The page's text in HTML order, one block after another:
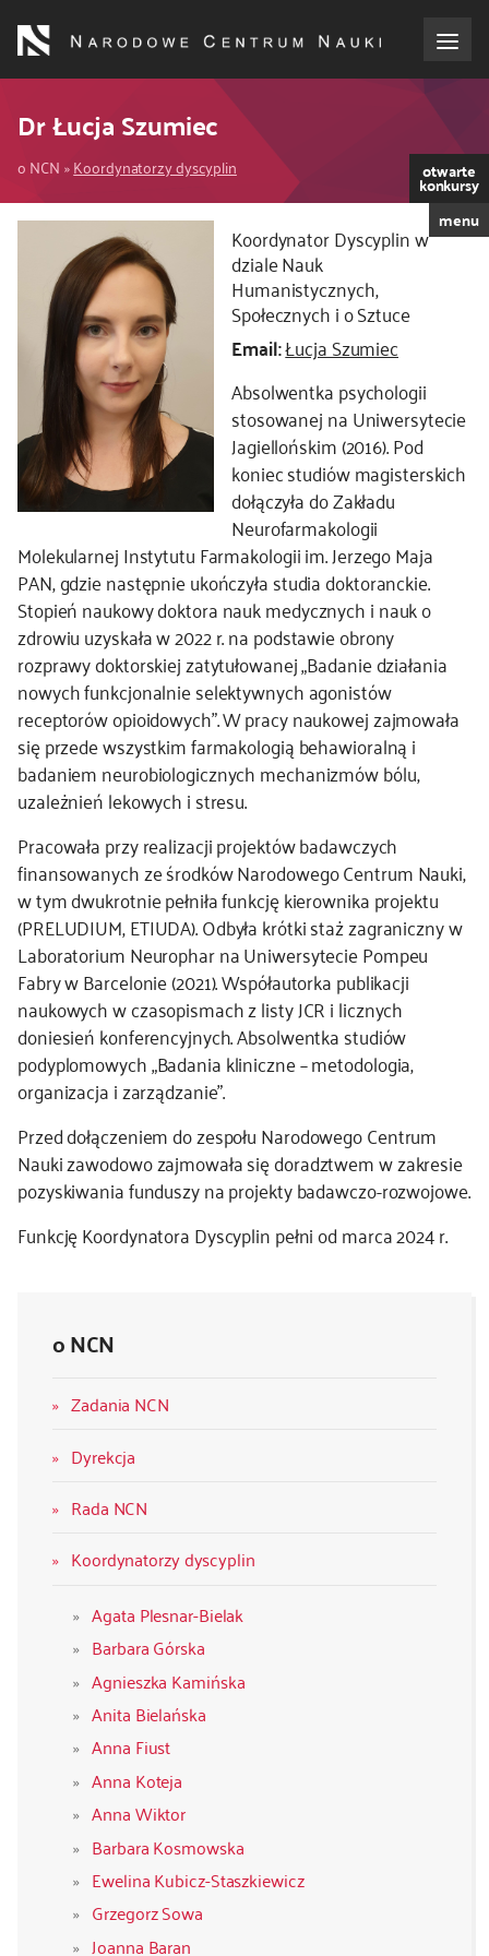
treści
dla wnioskodawców
dla realizujących projekty
dla ekspertów
efekty NCN
współpraca międzynarodowa
nagroda NCN
Dr Łucja Szumiec
Ścieżka
nawigacyjna
o NCN Koordynatorzy dyscyplin otwarte
konkursy
menu
o NCN
Zadania NCN
Dyrekcja
Rada NCN
Koordynatorzy dyscyplin
Agata Plesnar-Bielak
Barbara Górska
Agnieszka Kamińska
Anita Bielańska
Anna Fiust
Anna Koteja
Anna Wiktor
Barbara Kosmowska
Ewelina Kubicz-Staszkiewicz
Grzegorz Sowa
Joanna Baran
Koordynator Dyscyplin w
dziale Nauk
Humanistycznych,
Społecznych i o Sztuce
Email:Łucja Szumiec
Absolwentka psychologii
stosowanej na Uniwersytecie
Jagiellońskim (2016). Pod
koniec studiów magisterskich
dołączyła do Zakładu
Neurofarmakologii
Molekularnej Instytutu Farmakologii im. Jerzego Maja
PAN, gdzie następnie ukończyła studia doktoranckie.
Stopień naukowy doktora nauk medycznych i nauk o
zdrowiu uzyskała w 2022 r. na podstawie obrony
rozprawy doktorskiej zatytułowanej „Badanie działania
nowych funkcjonalnie selektywnych agonistów
receptorów opioidowych”. W pracy naukowej zajmowała
się przede wszystkim farmakologią behawioralną i
badaniem neurobiologicznych mechanizmów bólu,
uzależnień lekowych i stresu.
Pracowała przy realizacji projektów badawczych
finansowanych ze środków Narodowego Centrum Nauki,
w tym dwukrotnie pełniła funkcję kierownika projektu
(PRELUDIUM, ETIUDA). Odbyła krótki staż zagraniczny w
Laboratorium Neurophar na Uniwersytecie Pompeu
Fabry w Barcelonie (2021). Współautorka publikacji
naukowych w czasopismach z listy JCR i licznych
doniesień konferencyjnych. Absolwentka studiów
podyplomowych „Badania kliniczne – metodologia,
organizacja i zarządzanie”.
Przed dołączeniem do zespołu Narodowego Centrum
Nauki zawodowo zajmowała się doradztwem w zakresie
pozyskiwania funduszy na projekty badawczo-rozwojowe.
Funkcję Koordynatora Dyscyplin pełni od marca 2024 r.